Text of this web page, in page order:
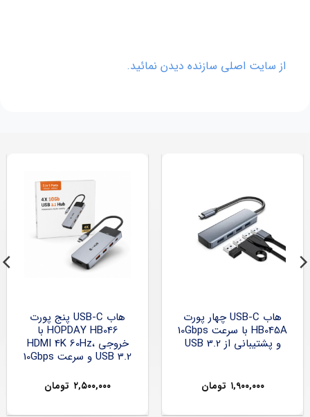
از سایت اصلی سازنده دیدن نمائید.
هاب USB-C چهار پورت
HB045A با سرعت 10Gbps
و پشتیبانی از USB 3.2
۱,۹۰۰,۰۰۰ تومان
هاب USB-C پنج پورت
HOPDAY HB046 با
خروجی HDMI 4K 60Hz،
USB 3.2 و سرعت 10Gbps
۲,۵۰۰,۰۰۰ تومان